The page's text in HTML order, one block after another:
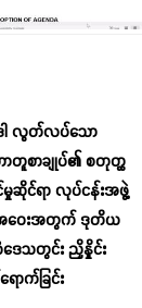
လွတ်လပ်သော
စာချုပ်၏ စတုတ္ထ
ဆိုင်ရာ လုပ်ငန်းအဖွဲ့
ဝေးအတွက် ဒုတိယ
ေသတွင်း ညှိနှိုင်း
ာက်ခြင်း